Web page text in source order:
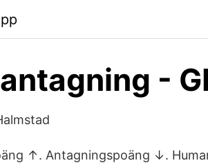
-
↑. Antagningspoäng ↓.